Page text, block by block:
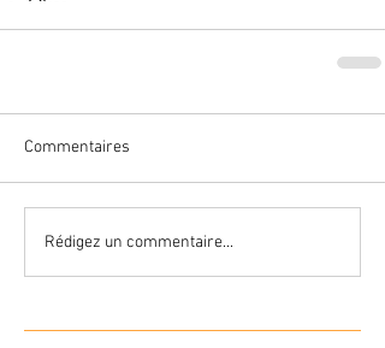
Commentaires
Rédigez un commentaire...